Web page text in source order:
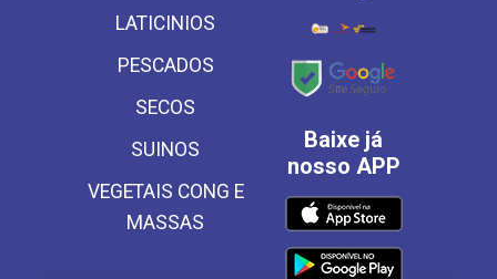
LATICINIOS
PESCADOS
SECOS
SUINOS
VEGETAIS CONG E
MASSAS
Baixe já
nosso APP